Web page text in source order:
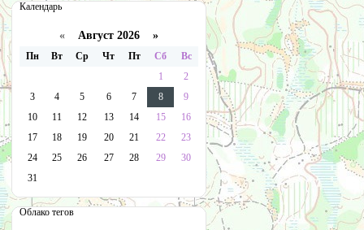
Календарь
« Август 2026 »
Пн Вт Ср Чт Пт Сб
Вс
1
2
3
4 5 6 7 8
9
10
11 12 13 14 15
16
17
18 19 20 21 22
23
24
25 26 27 28 29
30
31
Облако тегов